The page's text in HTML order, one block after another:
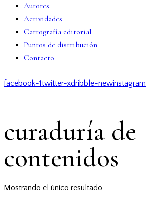
Autores
Actividades
Cartografía editorial
Puntos de distribución
Contacto
facebook-1twitter-xdribble-newinstagram
curaduría de
contenidos
Mostrando el único resultado